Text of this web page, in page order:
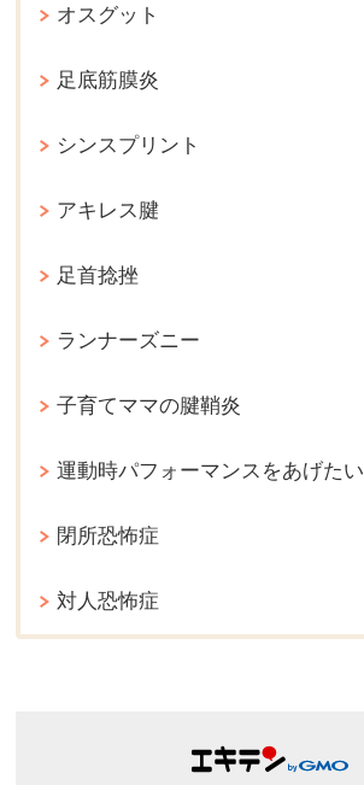
オスグット
足底筋膜炎
シンスプリント
アキレス腱
足首捻挫
ランナーズニー
子育てママの腱鞘炎
運動時パフォーマンスをあげたい
閉所恐怖症
対人恐怖症